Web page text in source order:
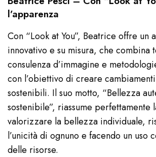
l’apparenza
Con “Look at You”, Beatrice offre un
innovativo e su misura, che combina
consulenza d’immagine e
con l’obiettivo di creare
sostenibili. Il suo motto, “Bellezza
sostenibile”, riassume perfettamente
valorizzare la bellezza individuale,
l’unicità di ognuno e facendo un uso
delle risorse.